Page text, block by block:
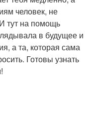
человек, не
тут на помощь
в будущее и
а та, которая сама
Готовы узнать